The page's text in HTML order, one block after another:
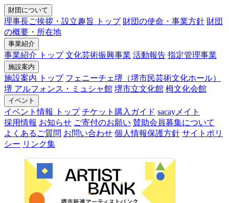
財団について
理事長ご挨拶・設立趣旨 トップ 財団の使命・事業方針 財団
の概要・所在地
事業紹介
事業紹介 トップ 文化芸術振興事業 活動報告 指定管理事業
施設案内
施設案内 トップ フェニーチェ堺（堺市民芸術文化ホール）
堺 アルフォンス・ミュシャ館 堺市立文化館 栂文化会館
イベント
イベント情報 トップ チケット購入ガイド sacayメイト
採用情報 お知らせ ご寄付のお願い 賛助会員募集について
よくあるご質問 お問い合わせ 個人情報保護方針 サイトポリ
シー リンク集